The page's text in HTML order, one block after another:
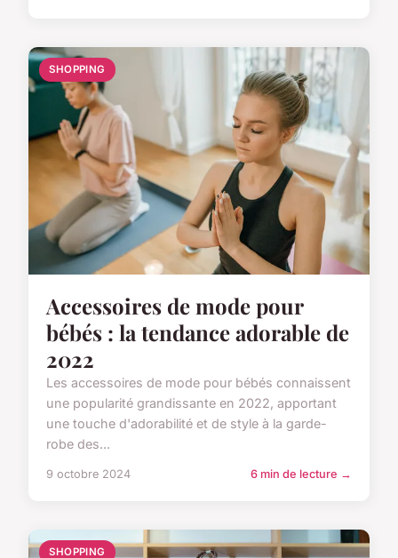
SHOPPING
Accessoires de mode pour
bébés : la tendance adorable de
2022
Les accessoires de mode pour bébés connaissent
une popularité grandissante en 2022, apportant
une touche d'adorabilité et de style à la garde-
robe des...
9 octobre 2024 6 min de lecture →
SHOPPING